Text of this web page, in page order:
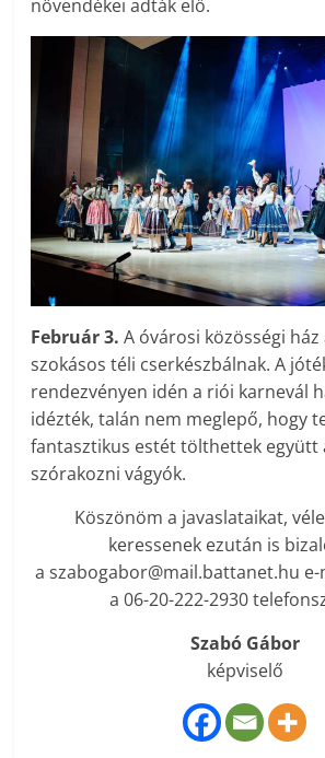
növendékei adták elő.
Február 3.A óvárosi közösségi
szokásos téli cserkészbálnak. A
rendezvényen idén a riói karnevál
idézték, talán nem meglepő, hogy
fantasztikus estét tölthettek együtt
szórakozni vágyók.
Köszönöm a javaslataikat,
keressenek ezután is
a szabogabor@mail.battanet.hu
a 06-20-222-2930
Szabó Gábor
képviselő